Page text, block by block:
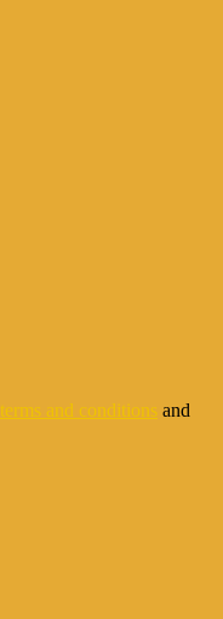
terms and conditions and